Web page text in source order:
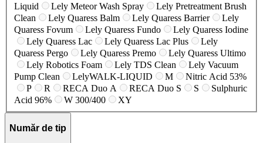
Liquid
Lely Meteor Wash Spray
Lely Pretreatment Brush
Clean
Lely Quaress Balm Lely Quaress Barrier
Lely
Quaress Fovum
Lely Quaress Fundo
Lely Quaress Iodine
Lely Quaress Lac
Lely Quaress Lac Plus
Lely
Quaress Pergo
Lely Quaress Premo
Lely Quaress Ultimo
Lely Robotics Foam
Lely TDS Clean
Lely Vacuum
Pump Clean
LelyWALK-LIQUID M
Nitric Acid 53%
P
R RECA Duo A RECA Duo S S
Sulphuric
Acid 96%
W 300/400 XY
Număr de tip